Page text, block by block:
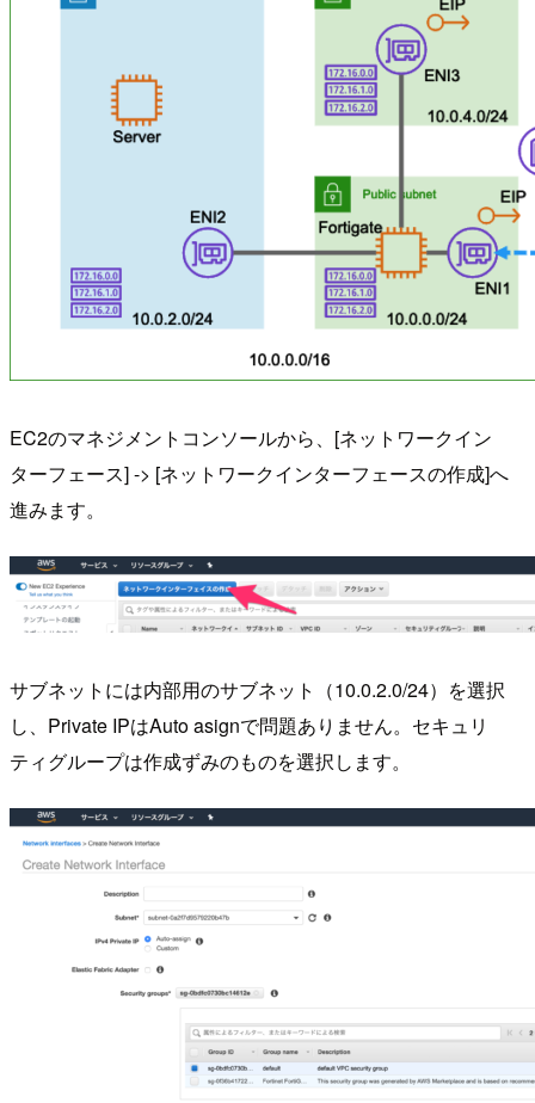
EC2のマネジメントコンソールから、[ネットワークイン
ターフェース] -> [ネットワークインターフェースの作成]へ
進みます。
サブネットには内部用のサブネット（10.0.2.0/24）を選択
し、Private IPはAuto asignで問題ありません。セキュリ
ティグループは作成ずみのものを選択します。